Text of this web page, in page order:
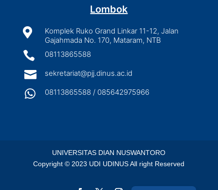
Lombok

Komplek Ruko Grand Linkar 11-12, Jalan
Gajahmada No. 170, Mataram, NTB
 08113865588
 sekretariat@pjj.dinus.ac.id
 08113865588 / 085642975966
UNIVERSITAS DIAN NUSWANTORO
Copyright © 2023 UDI UDINUS All right Reserved